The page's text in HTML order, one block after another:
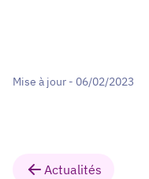
Mise à jour - 06/02/2023
Actualités